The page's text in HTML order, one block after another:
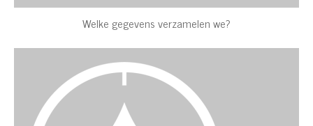
Welke gegevens verzamelen we?